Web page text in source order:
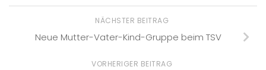
NÄCHSTER BEITRAG
Neue Mutter-Vater-Kind-Gruppe beim TSV
VORHERIGER BEITRAG